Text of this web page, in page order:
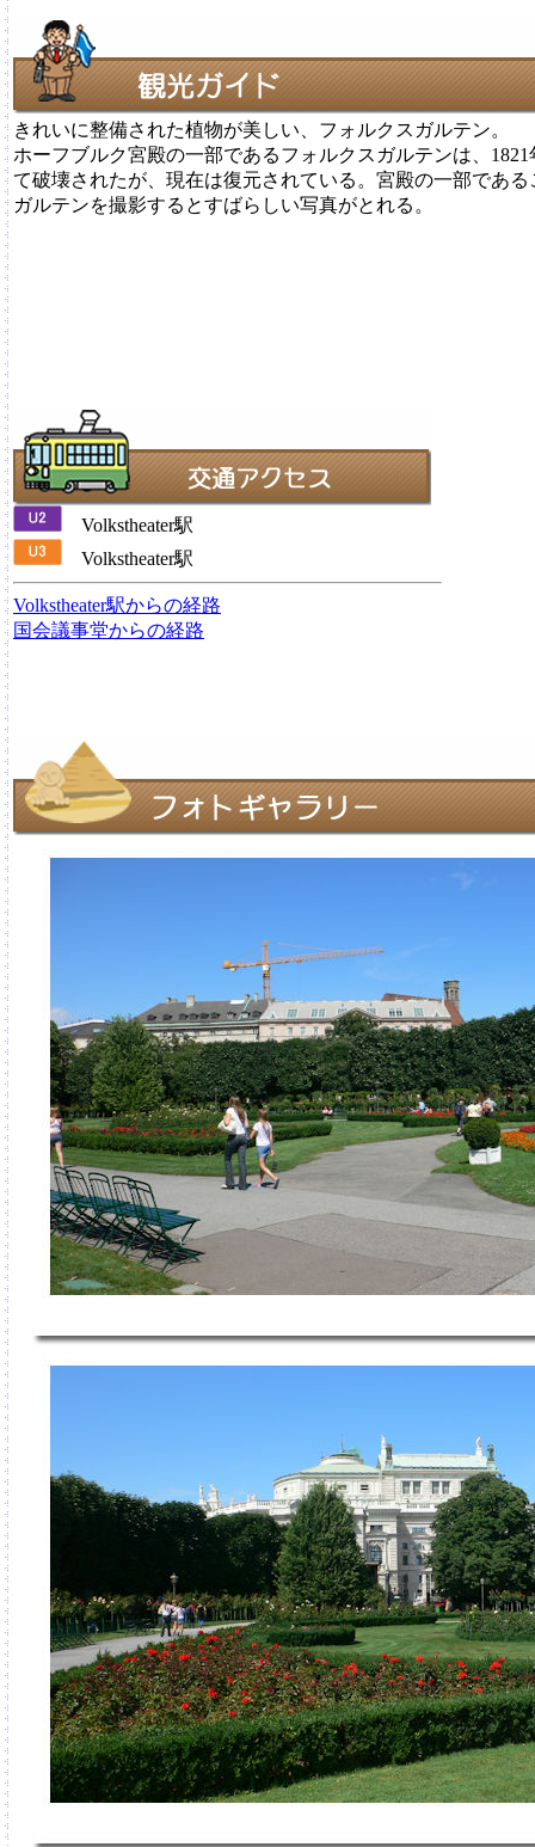
きれいに整備された植物が美しい、フォルクスガルテン。
ホーフブルク宮殿の一部であるフォルクスガルテンは、
て破壊されたが、現在は復元されている。宮殿の一部であ
ガルテンを撮影するとすばらしい写真がとれる。
Volkstheater駅
Volkstheater駅
Volkstheater駅からの経路
国会議事堂からの経路